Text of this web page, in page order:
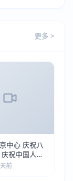
更多 >
中心 庆祝八
祝中国人民
99周年
前